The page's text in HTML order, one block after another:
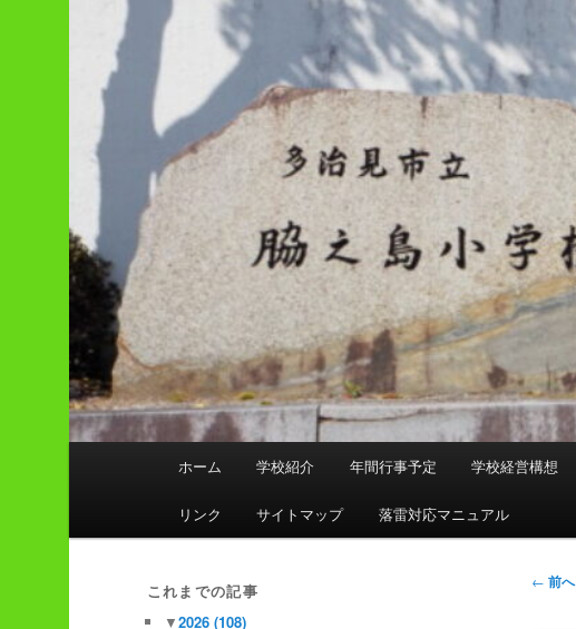
メ
ホーム 学校紹介 年間行事予定 学校経営構想
リンク サイトマップ 落雷対応マニュアル
投
← 前へ
これまでの記事
▼2026 (108)